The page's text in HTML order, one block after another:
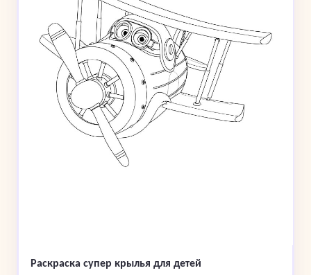
Раскраска супер крылья для детей